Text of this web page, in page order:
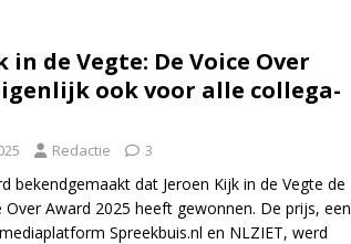
Sunset Boulevard
in de Vegte: De Voice Over
ook voor alle collega-
Redactie 3
bekendgemaakt dat Jeroen Kijk in de Vegte de
Over Award 2025 heeft gewonnen. De prijs, een
Spreekbuis.nl en NLZIET, werd